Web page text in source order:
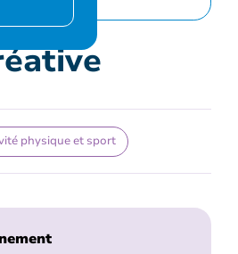
physique et sport